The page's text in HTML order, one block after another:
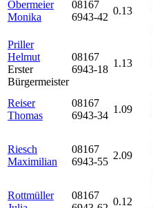
Obermeier
Monika
08167
6943-42
0.13
Priller
Helmut
Erster
Bürgermeister
08167
6943-18
1.13
Reiser
Thomas
08167
6943-34
1.09
Riesch
Maximilian
08167
6943-55
2.09
Rottmüller
08167
0.12